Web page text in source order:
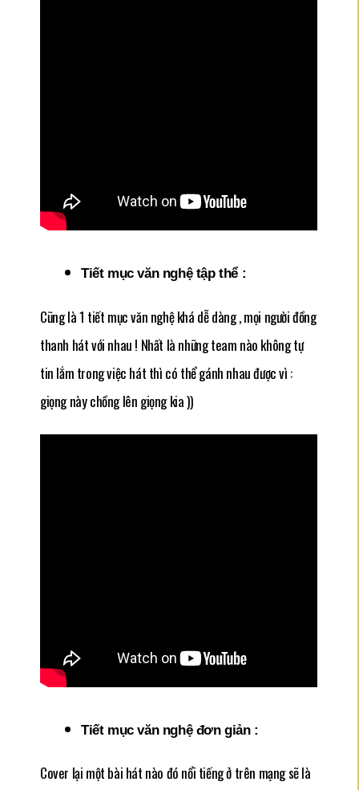
Tiết mục văn nghệ tập thể :
Cũng là 1 tiết mục văn nghệ khá dễ dàng , mọi người đồng
thanh hát với nhau ! Nhất là những team nào không tự
tin lắm trong việc hát thì có thể gánh nhau được vì :
giọng này chồng lên giọng kia ))
Tiết mục văn nghệ đơn giản :
Cover lại một bài hát nào đó nổi tiếng ở trên mạng sẽ là